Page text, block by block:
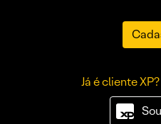
Já é cliente XP?